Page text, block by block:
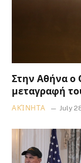
Στην Αθήνα ο
μεταγραφή
ΑΚΊΝΗΤΑ July